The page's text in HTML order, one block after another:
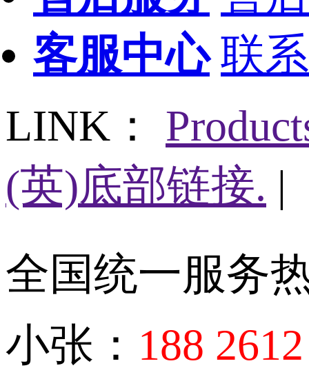
客服中心 联
LINK：
(英)底部链接. |
全国统一服务
小张： 188